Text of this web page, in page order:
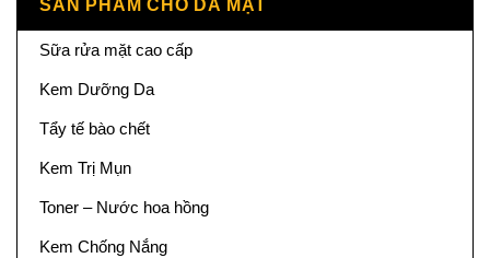
SẢN PHẨM CHO DA MẶT
Sữa rửa mặt cao cấp
Kem Dưỡng Da
Tẩy tế bào chết
Kem Trị Mụn
Toner – Nước hoa hồng
Kem Chống Nắng